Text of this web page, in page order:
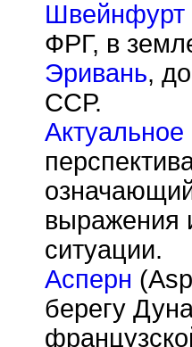
Швейнфурт
ФРГ, в
Эривань,
ССР.
выражения
ситуации.
Асперн
берегу